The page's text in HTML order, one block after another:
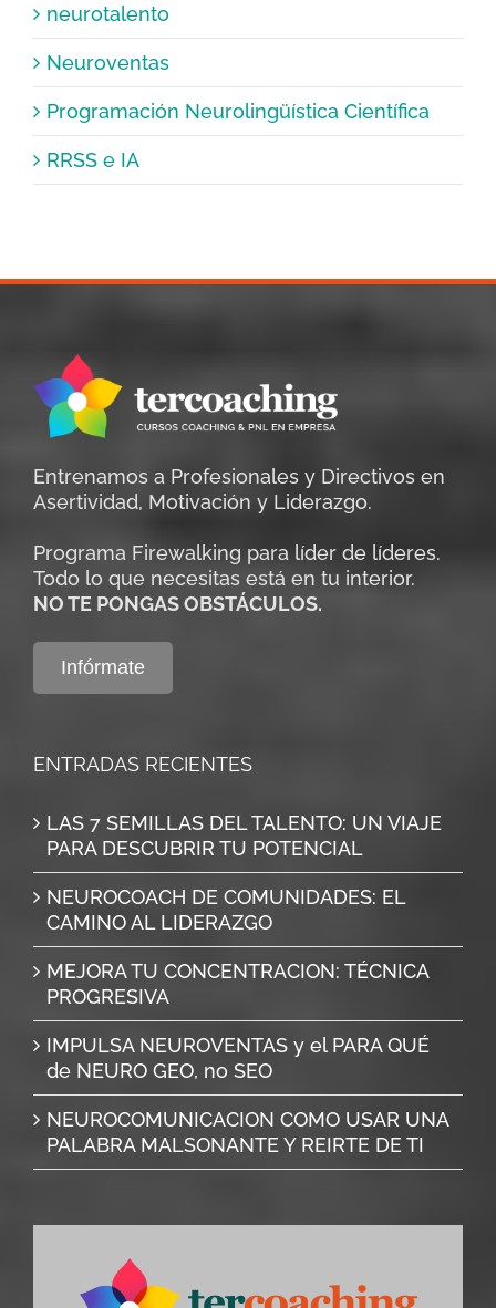
neurotalento
Neuroventas
Programación Neurolingüística Científica
RRSS e IA
Entrenamos a Profesionales y Directivos en
Asertividad, Motivación y Liderazgo.
Programa Firewalking para líder de líderes.
Todo lo que necesitas está en tu interior.
NO TE PONGAS OBSTÁCULOS.
Infórmate
ENTRADAS RECIENTES
LAS 7 SEMILLAS DEL TALENTO: UN VIAJE
PARA DESCUBRIR TU POTENCIAL
NEUROCOACH DE COMUNIDADES: EL
CAMINO AL LIDERAZGO
MEJORA TU CONCENTRACION: TÉCNICA
PROGRESIVA
IMPULSA NEUROVENTAS y el PARA QUÉ
de NEURO GEO, no SEO
NEUROCOMUNICACION COMO USAR UNA
PALABRA MALSONANTE Y REIRTE DE TI